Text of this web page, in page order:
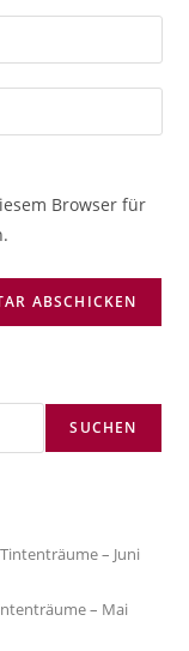
Browser für
SUCHEN
– Juni
– Mai